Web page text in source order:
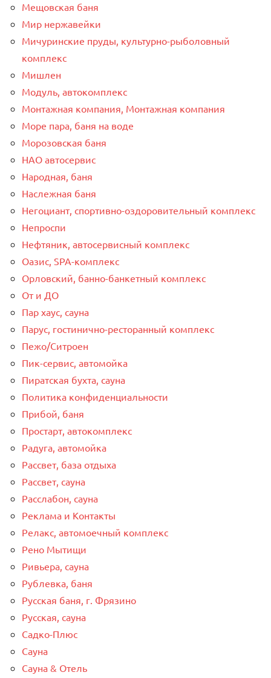
Мещовская баня
Мир нержавейки
Мичуринские пруды, культурно-рыболовный
комплекс
Мишлен
Модуль, автокомплекс
Монтажная компания, Монтажная компания
Море пара, баня на воде
Морозовская баня
НАО автосервис
Народная, баня
Наслежная баня
Негоциант, спортивно-оздоровительный комплекс
Непроспи
Нефтяник, автосервисный комплекс
Оазис, SPA-комплекс
Орловский, банно-банкетный комплекс
От и ДО
Пар хаус, сауна
Парус, гостинично-ресторанный комплекс
Пежо/Ситроен
Пик-сервис, автомойка
Пиратская бухта, сауна
Политика конфиденциальности
Прибой, баня
Простарт, автокомплекс
Радуга, автомойка
Рассвет, база отдыха
Рассвет, сауна
Расслабон, сауна
Реклама и Контакты
Релакс, автомоечный комплекс
Рено Мытищи
Ривьера, сауна
Рублевка, баня
Русская баня, г. Фрязино
Русская, сауна
Садко-Плюс
Сауна
Сауна & Отель